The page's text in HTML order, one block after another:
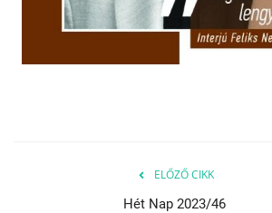
ELŐZŐ CIKK
Hét Nap 2023/46